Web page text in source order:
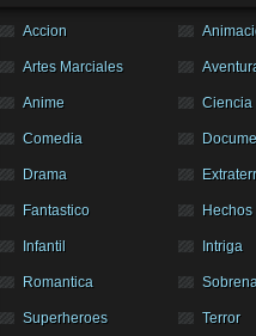
Accion
Artes Marciales
Anime Ciencia
Comedia
Drama
Fantastico
Infantil Intriga
Romantica
Superheroes Terror